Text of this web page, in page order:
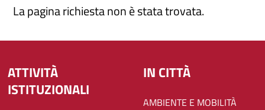
La pagina richiesta non è stata trovata.
ATTIVITÀ
ISTITUZIONALI
IN CITTÀ
AMBIENTE E MOBILITÀ